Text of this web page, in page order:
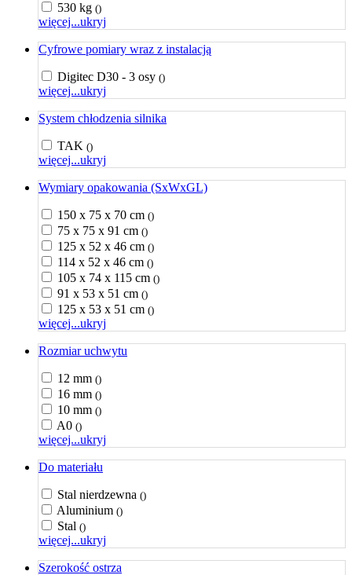
530 kg ()
więcej...ukryj
Cyfrowe pomiary wraz z instalacją
Digitec D30 - 3 osy ()
więcej...ukryj
System chłodzenia silnika
TAK ()
więcej...ukryj
Wymiary opakowania (SxWxGL)
150 x 75 x 70 cm ()
75 x 75 x 91 cm ()
125 x 52 x 46 cm ()
114 x 52 x 46 cm ()
105 x 74 x 115 cm ()
91 x 53 x 51 cm ()
125 x 53 x 51 cm ()
więcej...ukryj
Rozmiar uchwytu
12 mm ()
16 mm ()
10 mm ()
A0 ()
więcej...ukryj
Do materiału
Stal nierdzewna ()
Aluminium ()
Stal ()
więcej...ukryj
Szerokość ostrza